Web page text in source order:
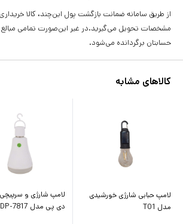
از طریق سامانه ضمانت بازگشت پول این‌چند، کالا
مشخصات تحویل می‌گیرید.در غیر این‌صورت تمامی
حسابتان برگردانده می‌شود.
کالاهای مشابه
لامپ حبابی شارژی خورشیدی
مدل T01
دی پی مدل DP-7817